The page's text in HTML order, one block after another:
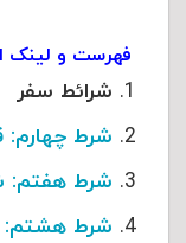
فهرست و لینک
شرائط سفر
شرط چهارم:
شرط هفتم:
شرط هشتم: